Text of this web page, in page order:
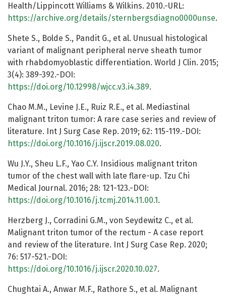
Health/Lippincott Williams & Wilkins. 2010.-URL:
https://archive.org/details/sternbergsdiagno0000unse.
Shete S., Bolde S., Pandit G., et al. Unusual histological
variant of malignant peripheral nerve sheath tumor
with rhabdomyoblastic differentiation. World J Clin. 2015;
3(4): 389-392.-DOI:
https://doi.org/10.12998/wjcc.v3.i4.389.
Chao M.M., Levine J.E., Ruiz R.E., et al. Mediastinal
malignant triton tumor: A rare case series and review of
literature. Int J Surg Case Rep. 2019; 62: 115-119.-DOI:
https://doi.org/10.1016/j.ijscr.2019.08.020.
Wu J.Y., Sheu L.F., Yao C.Y. Insidious malignant triton
tumor of the chest wall with late flare-up. Tzu Chi
Medical Journal. 2016; 28: 121-123.-DOI:
https://doi.org/10.1016/j.tcmj.2014.11.00.1 .
Herzberg J., Corradini G.M., von Seydewitz C., et al.
Malignant triton tumor of the rectum - A case report
and review of the literature. Int J Surg Case Rep. 2020;
76: 517-521.-DOI:
https://doi.org/10.1016/j.ijscr.2020.10.027.
Chughtai A., Anwar M.F., Rathore S., et al. Malignant